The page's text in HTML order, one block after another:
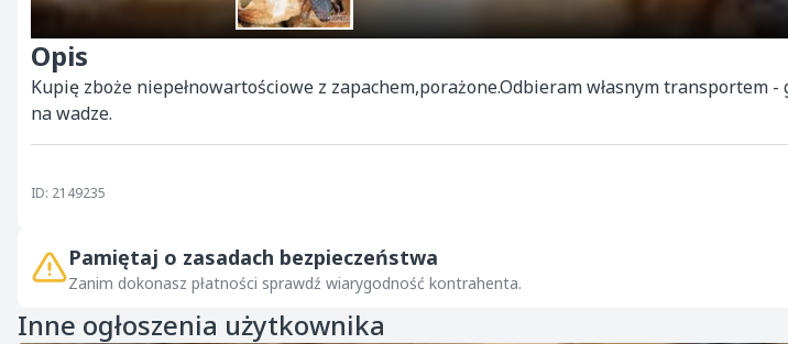
Opis
Kupię zboże niepełnowartościowe z zapachem,porażone.Odbieram własnym transportem -
na wadze.
ID: 2149235
Pamiętaj o zasadach bezpieczeństwa
Zanim dokonasz płatności sprawdź wiarygodność kontrahenta.
Inne ogłoszenia użytkownika